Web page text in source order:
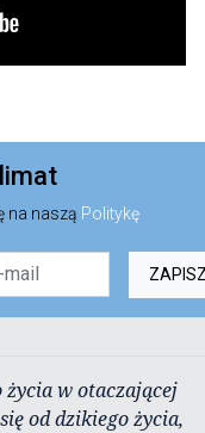
na naszą Politykę
w otaczającej
od dzikiego życia,